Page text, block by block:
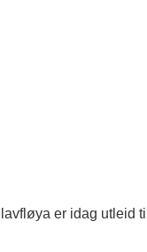
er idag utleid til